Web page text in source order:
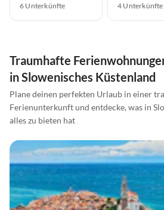
6 Unterkünfte 4 Unterkünfte
Traumhafte
in Slowenisches Küstenland
Plane deinen perfekten Urlaub in einer
Ferienunterkunft und entdecke, was in
alles zu bieten hat